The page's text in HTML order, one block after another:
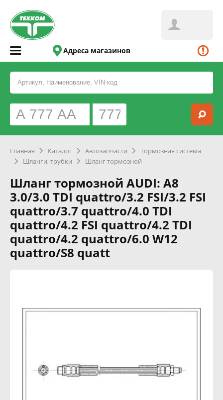
Адреса магазинов
Главная Каталог Автозапчасти
Тормозная система
Шланги, трубки
Шланг тормозной
Шланг тормозной AUDI: A8
3.0/3.0 TDI quattro/3.2 FSI/3.2 FSI
quattro/3.7 quattro/4.0 TDI
quattro/4.2 FSI quattro/4.2 TDI
quattro/4.2 quattro/6.0 W12
quattro/S8 quatt